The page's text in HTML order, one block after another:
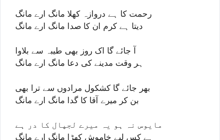
رحمت کا ہے دروازہ کھلا مانگ ارے مانگ
دیتا ہے کرم ان کا صدا مانگ ارے مانگ
آ جائے گا اک روز بھی طیبہ سے بلاوا
ہر وقت مدینے کی دعا مانگ ارے مانگ
بھر جائے گا کشکول مرادوں سے ترا بھی
بن کر میرے آقا کا گدا مانگ ارے مانگ
مایوس نہ ہو یہ میرے لجپال کا در ہے
ہے کس لیے خاموش کھڑا مانگ ارے مانگ